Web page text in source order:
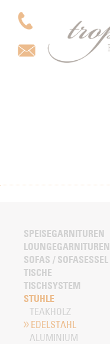
SPEISEGARNITUREN
LOUNGEGARNITUREN
SOFAS / SOFASESSEL
TISCHE
TISCHSYSTEM
STÜHLE
TEAKHOLZ
EDELSTAHL
ALUMINIUM